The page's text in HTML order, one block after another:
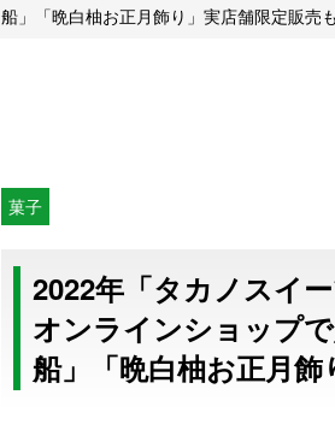
船」「晩白柚お正月飾り」実店舗限定販売
菓子
2022年「タカノスイ
オンラインショップ
船」「晩白柚お正月